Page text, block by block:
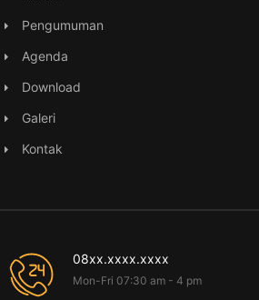
Pengumuman
Agenda
Download
Galeri
Kontak
08xx.xxxx.xxxx
Mon-Fri 07:30 am - 4 pm